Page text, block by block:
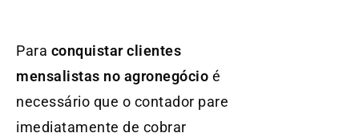
Para conquistar clientes
mensalistas no agronegócio é
necessário que o contador pare
imediatamente de cobrar